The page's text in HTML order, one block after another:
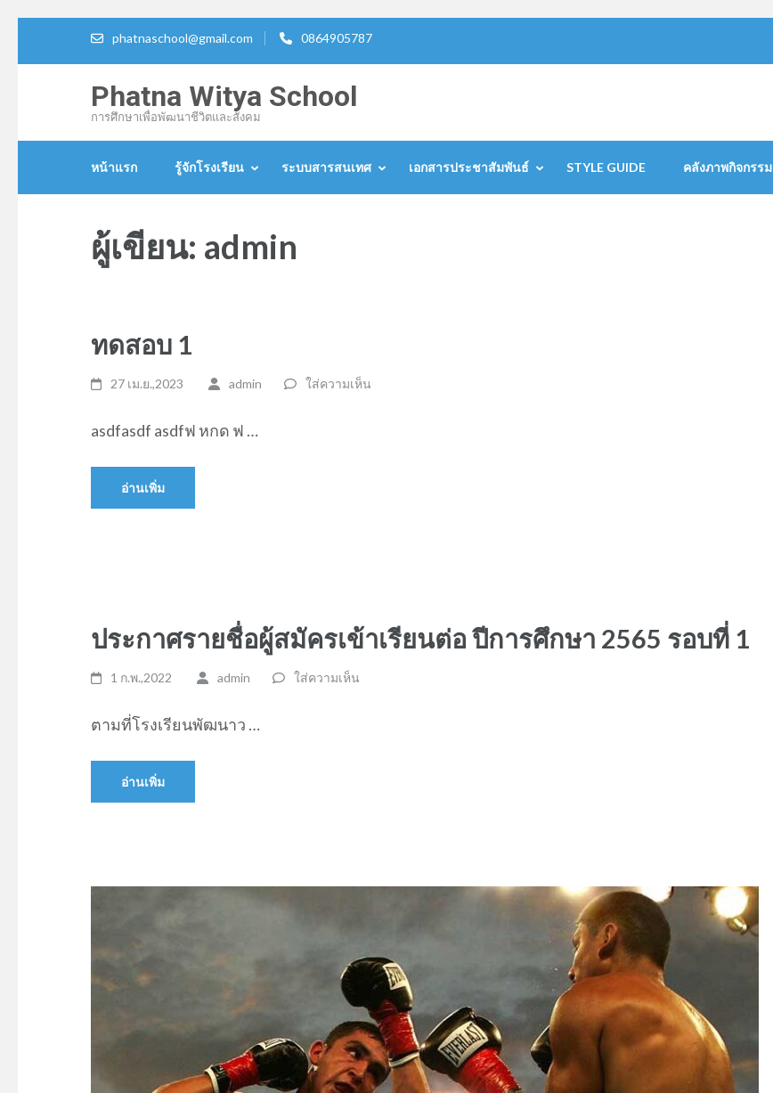
phatnaschool@gmail.com 0864905787
Phatna Witya School
การศึกษาเพื่อพัฒนาชีวิตและสังคม
หน้าแรก รู้จักโรงเรียน ระบบสารสนเทศ เอกสารประชาสัมพันธ์ STYLE GUIDE คลังภาพกิจกรรม
ผู้เขียน: admin
ทดสอบ 1
27 เม.ย.,2023 admin ใส่ความเห็น
asdfasdf asdfฟ หกด ฟ …
อ่านเพิ่ม
ประกาศรายชื่อผู้สมัครเข้าเรียนต่อ ปีการศึกษา 2565 รอบที่ 1
1 ก.พ.,2022 admin ใส่ความเห็น
ตามที่โรงเรียนพัฒนาว …
อ่านเพิ่ม